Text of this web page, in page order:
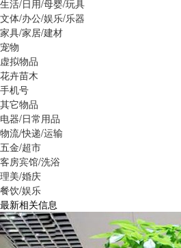
生活/日用/母婴/玩具
文体/办公/娱乐/乐器
家具/家居/建材
宠物
虚拟物品
花卉苗木
手机号
其它物品
电器/日常用品
物流/快递/运输
五金/超市
客房宾馆/洗浴
理美/婚庆
餐饮/娱乐
最新相关信息